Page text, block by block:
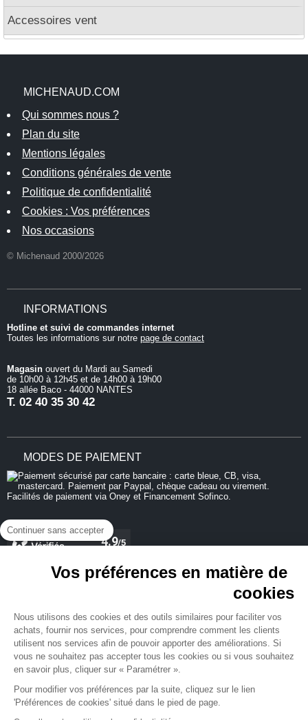
Continuer sans accepter
Vos préférences en matière de
cookies
Nous utilisons des cookies et des outils similaires pour faciliter vos
achats, fournir nos services, pour comprendre comment les clients
utilisent nos services afin de pouvoir apporter des améliorations. Si
vous ne souhaitez pas accepter tous les cookies ou si vous souhaitez
en savoir plus, cliquer sur « Paramétrer ».
Pour modifier vos préférences par la suite, cliquez sur le lien
'Préférences de cookies' situé dans le pied de page.
Accessoires vent
MICHENAUD.COM
Qui sommes nous ?
Plan du site
Mentions légales
Conditions générales de vente
Politique de confidentialité
Cookies : Vos préférences
Nos occasions
© Michenaud 2000/2026
INFORMATIONS
Hotline et suivi de commandes internet
Toutes les informations sur notre page de contact
Magasin ouvert du Mardi au Samedi
de 10h00 à 12h45 et de 14h00 à 19h00
18 allée Baco - 44000 NANTES
T. 02 40 35 30 42
MODES DE PAIEMENT
NEWSLETTER